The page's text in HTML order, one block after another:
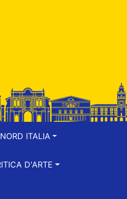
ITALIA
D'ARTE